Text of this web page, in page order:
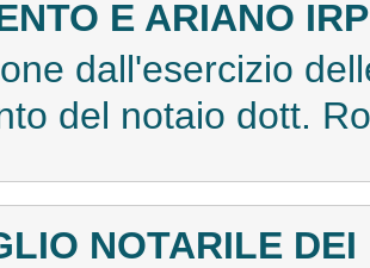
E ARIANO
dall'esercizio
del notaio dott.
NOTARILE